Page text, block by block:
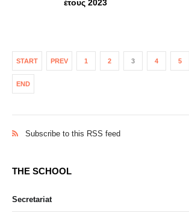
έτους 2023
START PREV 1 2 3 4 5
END
Subscribe to this RSS feed
THE SCHOOL
Secretariat